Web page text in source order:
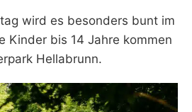
wird es besonders bunt im
Kinder bis 14 Jahre kommen
Hellabrunn.